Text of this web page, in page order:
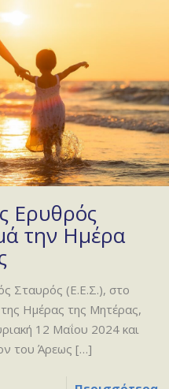
Ερυθρός
την Ημέρα
Σταυρός (Ε.Ε.Σ.), στο
Ημέρας της Μητέρας,
12 Μαΐου 2024 και
του Άρεως […]